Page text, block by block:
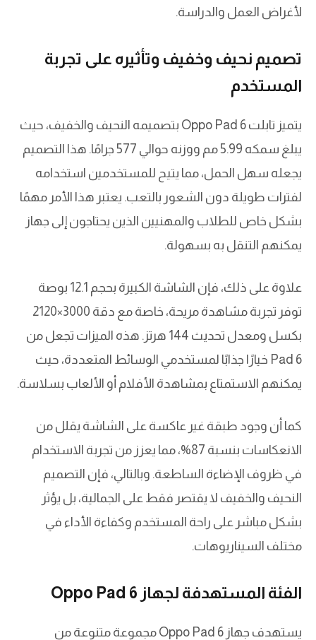
لأغراض العمل والدراسة.
تصميم نحيف وخفيف وتأثيره على تجربة
المستخدم
يتميز تابلت Oppo Pad 6 بتصميمه النحيف والخفيف، حيث
يبلغ سمكه 5.99 مم ووزنه حوالي 577 جرامًا. هذا التصميم
يجعله سهل الحمل، مما يتيح للمستخدمين استخدامه
لفترات طويلة دون الشعور بالتعب. يعتبر هذا الأمر مهمًا
بشكل خاص للطلاب والمهنيين الذين يحتاجون إلى جهاز
يمكنهم التنقل به بسهولة.
علاوة على ذلك، فإن الشاشة الكبيرة بحجم 12.1 بوصة
توفر تجربة مشاهدة مريحة، خاصة مع دقة 3000×2120
بكسل ومعدل تحديث 144 هرتز. هذه الميزات تجعل من
Pad 6 خيارًا جذابًا لمستخدمي الوسائط المتعددة، حيث
يمكنهم الاستمتاع بمشاهدة الأفلام أو الألعاب بسلاسة.
كما أن وجود طبقة غير عاكسة على الشاشة يقلل من
الانعكاسات بنسبة 87%، مما يعزز من تجربة الاستخدام
في ظروف الإضاءة الساطعة. وبالتالي، فإن التصميم
النحيف والخفيف لا يقتصر فقط على الجمالية، بل يؤثر
بشكل مباشر على راحة المستخدم وكفاءة الأداء في
مختلف السيناريوهات.
الفئة المستهدفة لجهاز Oppo Pad 6
يستهدف جهاز Oppo Pad 6 مجموعة متنوعة من